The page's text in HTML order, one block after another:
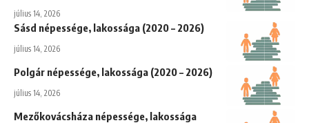
július 14, 2026
Sásd népessége, lakossága (2020 – 2026)
július 14, 2026
Polgár népessége, lakossága (2020 – 2026)
július 14, 2026
Mezőkovácsháza népessége, lakossága